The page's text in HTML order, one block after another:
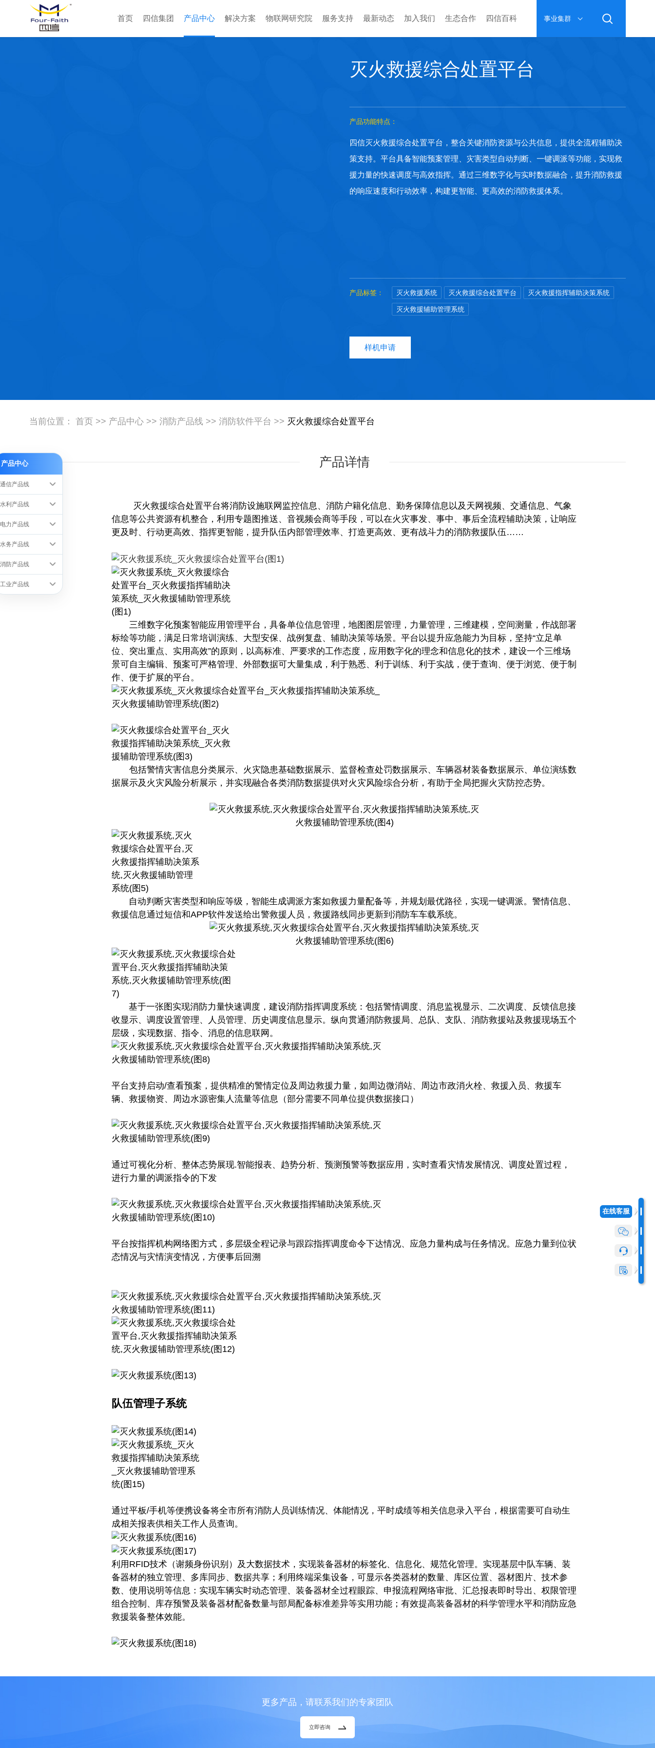
首页 四信集团 产品中心 解决方案 物联网研究院 服务支持 最新动态 加入我们 生态合作 四信百科 事业集群
灭火救援综合处置平台
产品功能特点：
四信灭火救援综合处置平台，整合关键消防资源与公共信息，提供全流程辅助决
策支持。平台具备智能预案管理、灾害类型自动判断、一键调派等功能，实现救
援力量的快速调度与高效指挥。通过三维数字化与实时数据融合，提升消防救援
的响应速度和行动效率，构建更智能、更高效的消防救援体系。
产品标签： 灭火救援系统 灭火救援综合处置平台 灭火救援指挥辅助决策系统
灭火救援辅助管理系统
样机申请
当前位置： 首页 >> 产品中心 >> 消防产品线 >> 消防软件平台 >> 灭火救援综合处置平台
产品中心
通信产品线
水利产品线
电力产品线
水务产品线
消防产品线
工业产品线
产品详情
灭火救援综合处置平台将消防设施联网监控信息、消防户籍化信息、勤务保障信息以及天网视频、交通信息、气象
信息等公共资源有机整合，利用专题图推送、音视频会商等手段，可以在火灾事发、事中、事后全流程辅助决策，让响应
更及时、行动更高效、指挥更智能，提升队伍内部管理效率、打造更高效、更有战斗力的消防救援队伍……
三维数字化预案智能应用管理平台，具备单位信息管理，地图图层管理，力量管理，三维建模，空间测量，作战部署
标绘等功能，满足日常培训演练、大型安保、战例复盘、辅助决策等场景。平台以提升应急能力为目标，坚持“立足单
位、突出重点、实用高效”的原则，以高标准、严要求的工作态度，应用数字化的理念和信息化的技术，建设一个三维场
景可自主编辑、预案可严格管理、外部数据可大量集成，利于熟悉、利于训练、利于实战，便于查询、便于浏览、便于制
作、便于扩展的平台。
包括警情灾害信息分类展示、火灾隐患基础数据展示、监督检查处罚数据展示、车辆器材装备数据展示、单位演练数
据展示及火灾风险分析展示，并实现融合各类消防数据提供对火灾风险综合分析，有助于全局把握火灾防控态势。
自动判断灾害类型和响应等级，智能生成调派方案如救援力量配备等，并规划最优路径，实现一键调派。警情信息、
救援信息通过短信和APP软件发送给出警救援人员，救援路线同步更新到消防车车载系统。
基于一张图实现消防力量快速调度，建设消防指挥调度系统：包括警情调度、消息监视显示、二次调度、反馈信息接
收显示、调度设置管理、人员管理、历史调度信息显示。纵向贯通消防救援局、总队、支队、消防救援站及救援现场五个
层级，实现数据、指令、消息的信息联网。
平台支持启动/查看预案，提供精准的警情定位及周边救援力量，如周边微消站、周边市政消火栓、救援入员、救援车
辆、救援物资、周边水源密集人流量等信息（部分需要不同单位提供数据接口）
通过可视化分析、整体态势展现.智能报表、趋势分析、预测预警等数据应用，实时查看灾情发展情况、调度处置过程，
进行力量的调派指令的下发
平台按指挥机构网络图方式，多层级全程记录与跟踪指挥调度命令下达情况、应急力量构成与任务情况。应急力量到位状
态情况与灾情演变情况，方便事后回溯
队伍管理子系统
通过平板/手机等便携设备将全市所有消防人员训练情况、体能情况，平时成绩等相关信息录入平台，根据需要可自动生
成相关报表供相关工作人员查询。
利用RFID技术（谢频身份识别）及大数据技术，实现装备器材的标签化、信息化、规范化管理。实现基层中队车辆、装
备器材的独立管理、多库同步、数据共享；利用终端采集设备，可显示各类器材的数量、库区位置、器材图片、技术参
数、使用说明等信息：实现车辆实时动态管理、装备器材全过程眼踪、申报流程网络审批、汇总报表即时导出、权限管理
组合控制、库存预警及装备器材配备数量与部局配备标准差异等实用功能；有效提高装备器材的科学管理水平和消防应急
救援装备整体效能。
更多产品，请联系我们的专家团队
立即咨询
在线客服